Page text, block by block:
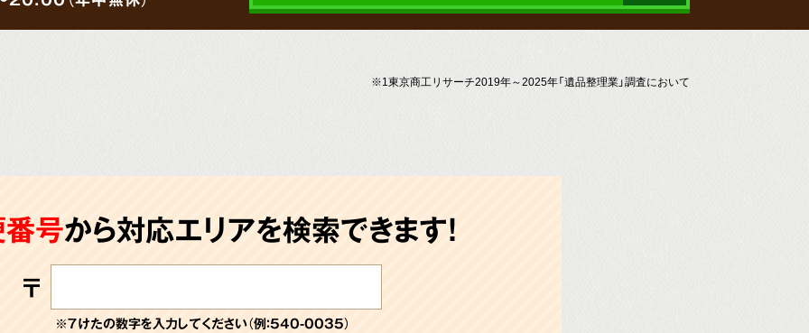
※1東京商工リサーチ2019年～2025年「遺品整理業」調査において
号から対応エリアを検索できます!
〒
※７けたの数字を入力してください（例：540-0035）